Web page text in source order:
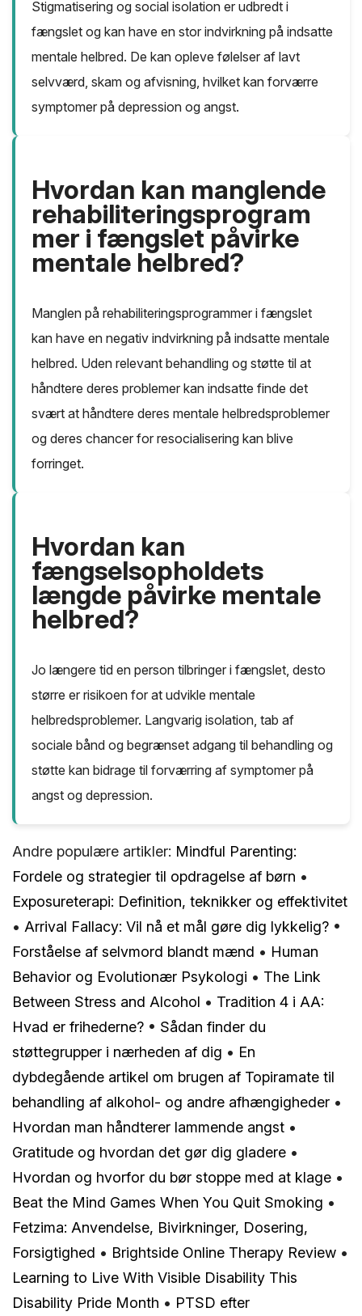
Stigmatisering og social isolation er udbredt i
fængslet og kan have en stor indvirkning på indsatte
mentale helbred. De kan opleve følelser af lavt
selvværd, skam og afvisning, hvilket kan forværre
symptomer på depression og angst.
Hvordan kan manglende
rehabiliteringsprogram
mer i fængslet påvirke
mentale helbred?
Manglen på rehabiliteringsprogrammer i fængslet
kan have en negativ indvirkning på indsatte mentale
helbred. Uden relevant behandling og støtte til at
håndtere deres problemer kan indsatte finde det
svært at håndtere deres mentale helbredsproblemer
og deres chancer for resocialisering kan blive
forringet.
Hvordan kan
fængselsopholdets
længde påvirke mentale
helbred?
Jo længere tid en person tilbringer i fængslet, desto
større er risikoen for at udvikle mentale
helbredsproblemer. Langvarig isolation, tab af
sociale bånd og begrænset adgang til behandling og
støtte kan bidrage til forværring af symptomer på
angst og depression.
Andre populære artikler: Mindful Parenting:
Fordele og strategier til opdragelse af børn •
Exposureterapi: Definition, teknikker og effektivitet
• Arrival Fallacy: Vil nå et mål gøre dig lykkelig? •
Forståelse af selvmord blandt mænd • Human
Behavior og Evolutionær Psykologi • The Link
Between Stress and Alcohol • Tradition 4 i AA:
Hvad er frihederne? • Sådan finder du
støttegrupper i nærheden af dig • En
dybdegående artikel om brugen af Topiramate til
behandling af alkohol- og andre afhængigheder •
Hvordan man håndterer lammende angst •
Gratitude og hvordan det gør dig gladere •
Hvordan og hvorfor du bør stoppe med at klage •
Beat the Mind Games When You Quit Smoking •
Fetzima: Anvendelse, Bivirkninger, Dosering,
Forsigtighed • Brightside Online Therapy Review •
Learning to Live With Visible Disability This
Disability Pride Month • PTSD efter